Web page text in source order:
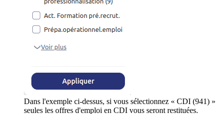
Dans l'exemple ci-dessus, si vous sélectionnez « CDI (941) »
seules les offres d'emploi en CDI vous seront restituées.